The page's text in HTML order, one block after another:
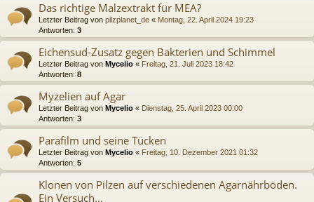
Das richtige Malzextrakt für MEA?
Letzter Beitrag von pilzplanet_de « Montag, 22. April 2024 19:23
Antworten: 3
Eichensud-Zusatz gegen Bakterien und Schimmel
Letzter Beitrag von Mycelio « Freitag, 21. Juli 2023 18:42
Antworten: 8
Myzelien auf Agar
Letzter Beitrag von Mycelio « Dienstag, 25. April 2023 00:00
Antworten: 3
Parafilm und seine Tücken
Letzter Beitrag von Mycelio « Freitag, 10. Dezember 2021 01:32
Antworten: 5
Klonen von Pilzen auf verschiedenen Agarnährböden.
Ein Versuch...